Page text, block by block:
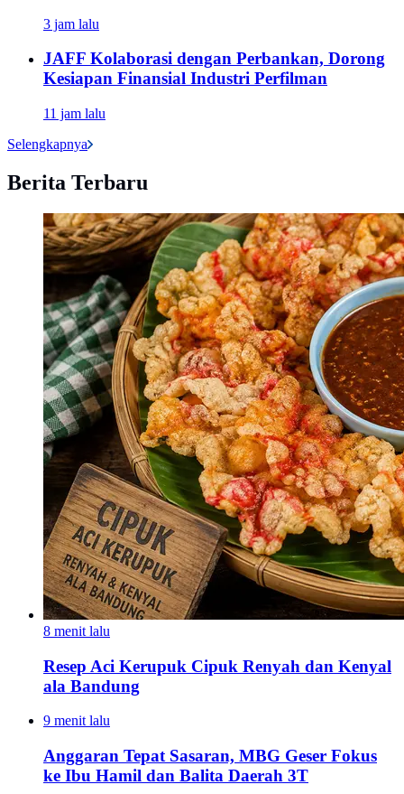
3 jam lalu
JAFF Kolaborasi dengan Perbankan, Dorong
Kesiapan Finansial Industri Perfilman
11 jam lalu
Selengkapnya
Berita Terbaru
8 menit lalu
Resep Aci Kerupuk Cipuk Renyah dan Kenyal
ala Bandung
9 menit lalu
Anggaran Tepat Sasaran, MBG Geser Fokus
ke Ibu Hamil dan Balita Daerah 3T